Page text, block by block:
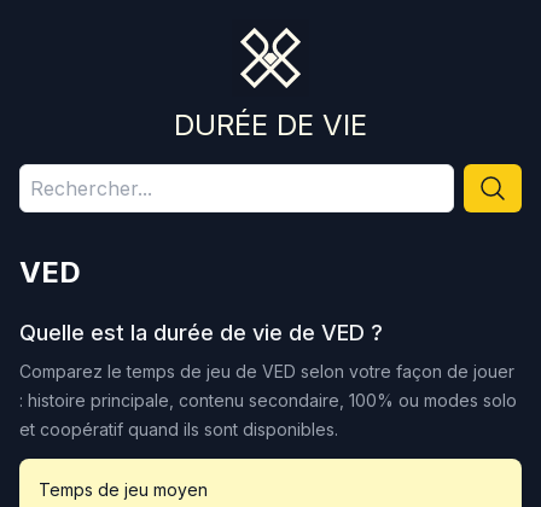
DURÉE DE VIE
VED
Quelle est la durée de vie de VED ?
Comparez le temps de jeu de VED selon votre façon de jouer
: histoire principale, contenu secondaire, 100% ou modes solo
et coopératif quand ils sont disponibles.
Temps de jeu moyen